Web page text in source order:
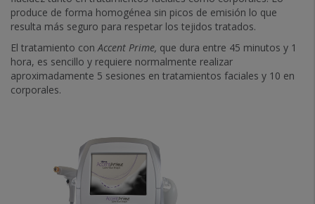
produce de forma homogénea sin picos de emisión lo que
resulta más seguro para respetar los tejidos tratados.
El tratamiento conAccent Prime, que dura entre 45 minutos y 1
hora, es sencillo y requiere normalmente realizar
aproximadamente 5 sesiones en tratamientos faciales y 10 en
corporales.